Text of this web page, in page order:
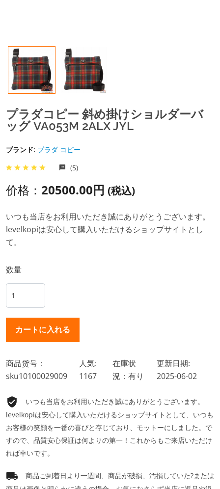
プラダコピー 斜め掛けショルダーバ
ッグ VA053M 2ALX JYL
ブランド: プラダ コピー
(5)
价格： 20500.00円 (税込)
いつも当店をお利用いただき誠にありがとうございます。
levelkopiは安心して購入いただけるショップサイトとし
て。
数量
商品货号：
sku10100029009
人気:
1167
在庫状
況：有り
更新日期:
2025-06-02
いつも当店をお利用いただき誠にありがとうございます。
levelkopiは安心して購入いただけるショップサイトとして、いつも
お客様の笑顔を一番の喜びと存じており、モットーにしました。で
すので、品質安心保証は何よりの第一！これからもご来店いただけ
れば幸いです。
商品ご到着日より一週間、商品が破損、汚損していた?または